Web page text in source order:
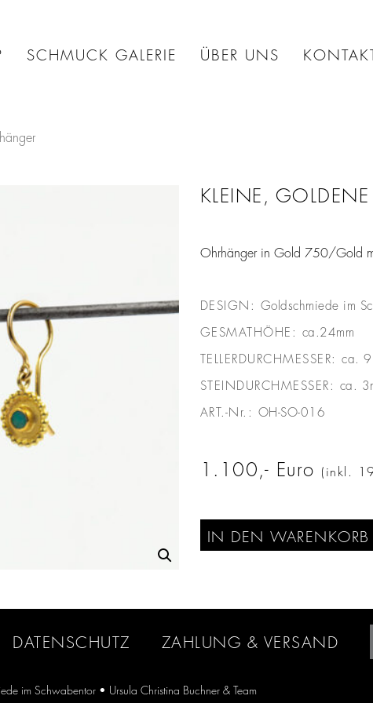
SCHMUCK GALERIE ÜBER UNS KONTAKT
KLEINE,
Ohrhänger in Gold 750/Gold
DESIGN: Goldschmiede im
GESMATHÖHE: ca.24mm
TELLERDURCHMESSER: ca.
STEINDURCHMESSER: ca.
ART.-Nr.: OH-SO-016
1.100 Euro (inkl.
IN DEN WARENKORB
DATENSCHUTZ ZAHLUNG & VERSAND
im Schwabentor • Ursula Christina Buchner & Team